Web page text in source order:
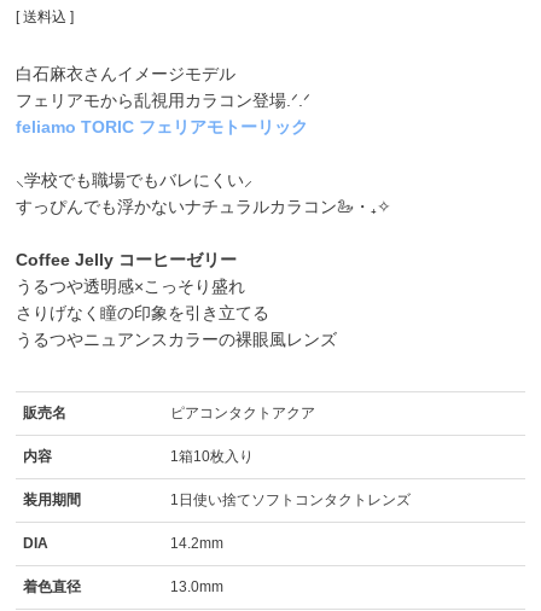
送料込
白石麻衣さんイメージモデル
フェリアモから乱視用カラコン登場.ᐟ.ᐟ
feliamo TORIC フェリアモトーリック
⸜学校でも職場でもバレにくい⸝
すっぴんでも浮かないナチュラルカラコン🦢・₊✧
Coffee Jelly コーヒーゼリー
うるつや透明感×こっそり盛れ
さりげなく瞳の印象を引き立てる
うるつやニュアンスカラーの裸眼風レンズ
販売名 ピアコンタクトアクア
内容 1箱10枚入り
装用期間 1日使い捨てソフトコンタクトレンズ
DIA 14.2mm
着色直径 13.0mm